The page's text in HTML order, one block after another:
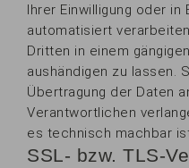
Ihrer Einwilligung oder in
automatisiert
Dritten in einem
aushändigen zu lassen.
Übertragung der Daten
Verantwortlichen
es technisch machbar
SSL- bzw. TLS-